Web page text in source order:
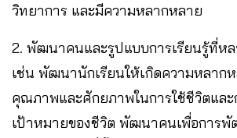
วิทยาการ และมีความหลากหลาย
2. พัฒนาคนและรูปแบบการเรียนรู้ที่ห
เช่น พัฒนานักเรียนให้เกิดความหลาก
คุณภาพและศักยภาพในการใช้ชีวิตและ
เป้าหมายของชีวิต พัฒนาคนเพื่อการ